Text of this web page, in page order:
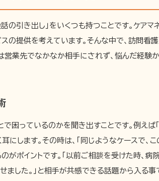
引き出し」をいくつも持つことです。ケアマ
提供を考えています。そんな中で、訪問看
業先でなかなか相手にされず、悩んだ経験
困っているのかを聞き出すことです。例えば
します。その時は、「同じようなケースで、
がポイントです。「以前ご相談を受けた時、
した。」と相手が共感できる話題から入る事